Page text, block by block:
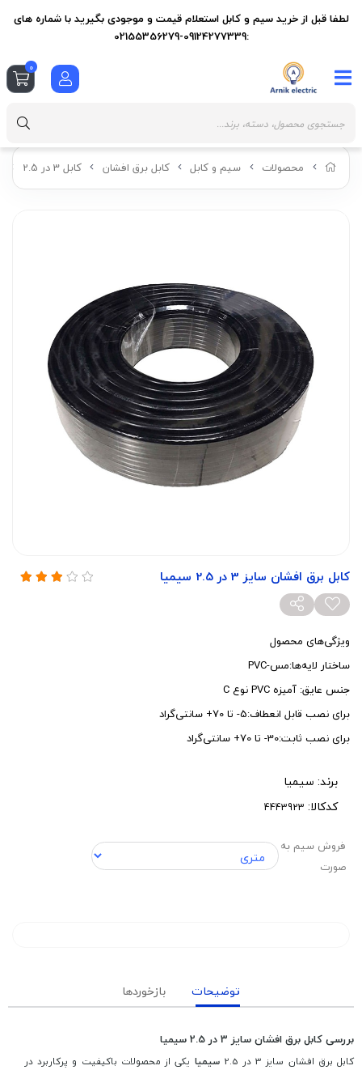
محصولات سیم و کابل کابل برق افشان کابل 3 در 2.5
کابل برق افشان سایز 3 در 2.5 سیمیا
ویژگی‌های محصول
ساختار لایه‌ها:مس-PVC
جنس عایق: آمیزه PVC نوع C
برای نصب قابل انعطاف:5- تا 70+ سانتی‌گراد
برای نصب ثابت:30- تا 70+ سانتی‌گراد
برند: سیمیا
کدکالا:
فروش سیم به
صورت
توضیحات بازخوردها
بررسی کابل برق افشان سایز 3 در 2.5 سیمیا
کابل برق افشان سایز 3 در 2.5 سیمیا یکی از محصولات باکیفیت و پرکاربرد در
لطفا قبل از خرید سیم و کابل استعلام قیمت و موجودی بگیرید با شماره های
:09124277339-02155356279
0